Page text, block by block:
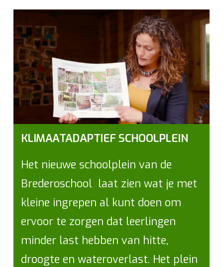
KLIMAATADAPTIEF SCHOOLPLEIN
Het nieuwe schoolplein van de
Brederoschool laat zien wat je met
kleine ingrepen al kunt doen om
ervoor te zorgen dat leerlingen
minder last hebben van hitte,
droogte en wateroverlast. Het plein